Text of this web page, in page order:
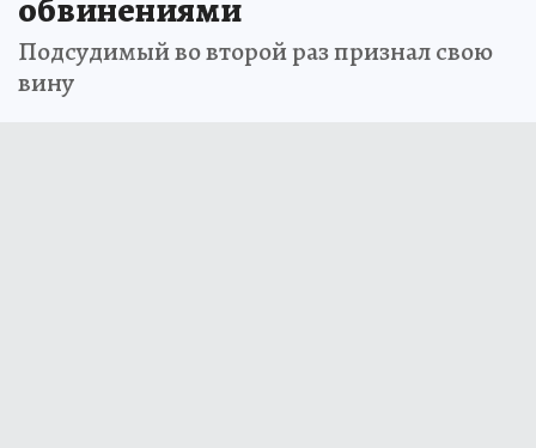
обвинениями
Подсудимый во второй раз признал свою
вину